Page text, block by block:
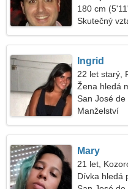
ženu
180 cm
Skutečný
Ingrid
22 let starý,
Žena hledá
San José de
Manželství
Mary
21 let,
Dívka hledá